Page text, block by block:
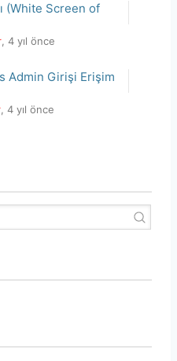
(White Screen of
, 4 yıl önce
Admin Girişi Erişim
, 4 yıl önce